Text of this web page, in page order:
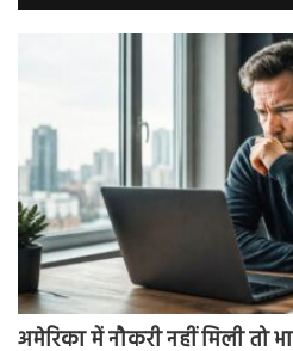
अमेरिका में नौकरी नहीं मिली तो